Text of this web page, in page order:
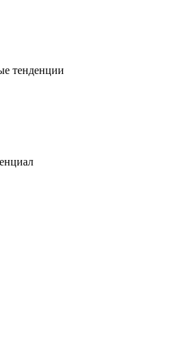
тенденции